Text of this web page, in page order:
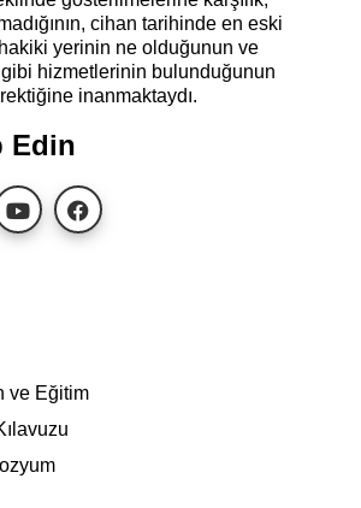
cihan tarihinde en eski
yerinin ne olduğunun ve
hizmetlerinin bulunduğunun
inanmaktaydı.
Edin
ve Eğitim